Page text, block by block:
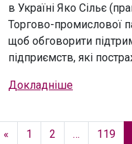
в Україні Яко Сільє
Торгово-промислової
щоб обговорити
підприємств, які
Докладніше
« 1 2 … 119